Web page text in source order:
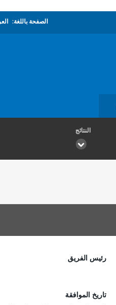
الصفحة باللغة:
النتائج
رئيس الفريق
تاريخ الموافقة